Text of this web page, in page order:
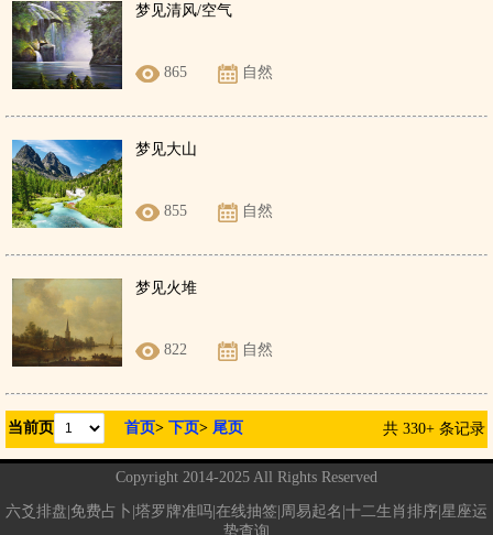
梦见清风/空气
865 自然
梦见大山
855 自然
梦见火堆
822 自然
当前页 首页> 下页> 尾页 共 330+ 条记录
Copyright 2014-2025 All Rights Reserved
六爻排盘|免费占卜|塔罗牌准吗|在线抽签|周易起名|十二生肖排序|星座运
势查询